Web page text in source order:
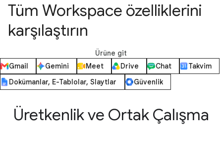
Tüm Workspace özelliklerini
karşılaştırın
Ürüne git
Gmail
Gemini Meet Drive Chat
Takvim
Dokümanlar, E-Tablolar, Slaytlar
Güvenlik
Üretkenlik ve Ortak Çalışma